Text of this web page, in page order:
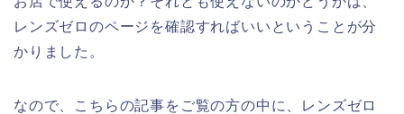
レンズゼロのページを確認すればいいということが分
かりました。
なので、こちらの記事をご覧の方の中に、レンズゼロ